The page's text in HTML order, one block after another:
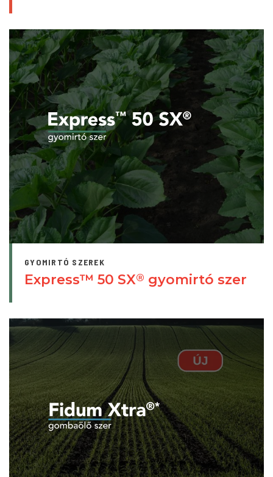
GYOMIRTÓ SZEREK
Express™ 50 SX® gyomirtó szer